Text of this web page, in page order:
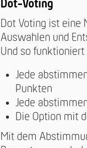
Dot-Voting
Dot Voting ist eine
Auswahlen und
Und so funktioniert
Jede
Punkten
Jede
Die Option mit
Mit dem